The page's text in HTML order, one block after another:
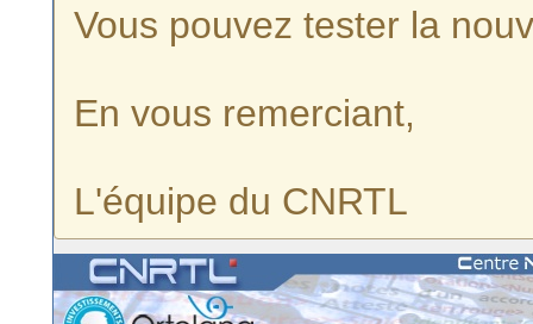
Vous pouvez tester la
En vous remerciant,
L'équipe du CNRTL